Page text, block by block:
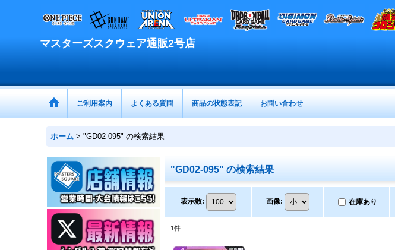
マスターズスクウェア通販2号店
ご利用案内 よくある質問 商品の状態表記 お問い合わせ
ホーム > "GD02-095" の検索結果
"GD02-095" の検索結果
表示数: 画像: 在庫あり
1件